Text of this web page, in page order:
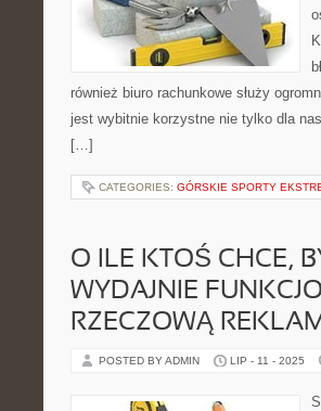
również biuro rachunkowe służy
jest wybitnie korzystne nie tylko dla
[…]
CATEGORIES: GÓRSKIE SPORTY
O ILE KTOŚ CHCE,
WYDAJNIE
RZECZOWĄ
POSTED BY ADMIN LIP - 11 - 2025